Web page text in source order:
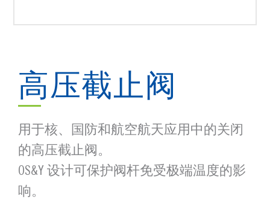
高压截止阀
用于核、国防和航空航天应用中的关闭
的高压截止阀。
OS&Y 设计可保护阀杆免受极端温度的影
响。